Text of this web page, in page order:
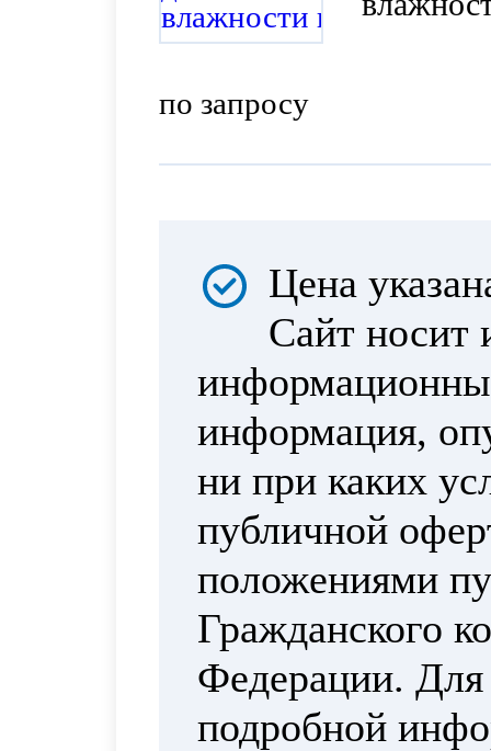
по запросу
Цена
Сайт носит
информация,
ни при каких
публичной
положениями
Гражданского
Федерации. Для
подробной